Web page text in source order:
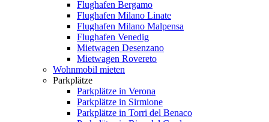
Flughafen Bergamo
Flughafen Milano Linate
Flughafen Milano Malpensa
Flughafen Venedig
Mietwagen Desenzano
Mietwagen Rovereto
Wohnmobil mieten
Parkplätze
Parkplätze in Verona
Parkplätze in Sirmione
Parkplätze in Torri del Benaco